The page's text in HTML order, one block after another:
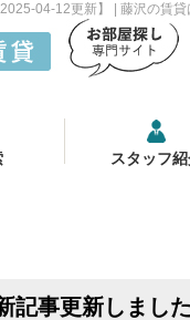
04-12更新】 | 藤沢の賃
スタッフ
記事更新しました